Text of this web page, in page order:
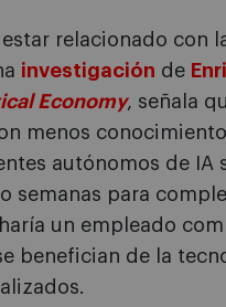
relacionado con
investigación de
Economy, señala
menos
autónomos de IA
semanas para
un empleado
benefician de la